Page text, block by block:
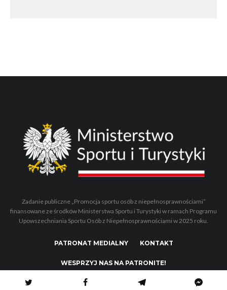
Zadanie publiczne „Promocja sportu osób z niepełnosprawnościami”
finansowane ze środków Ministerstwa Sportu i Turystyki w ramach Programu
Upowszechniania Sportu Osób z Niepełnosprawnościami w 2025 roku.
PATRONAT MEDIALNY KONTAKT
WESPRZYJ NAS NA PATRONITE!